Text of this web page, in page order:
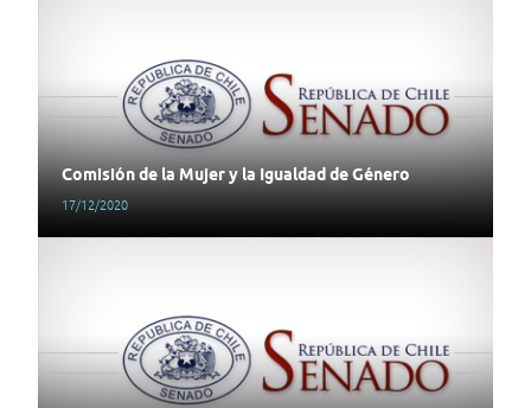
Comisión de la Mujer y la Igualdad de Género
17/12/2020